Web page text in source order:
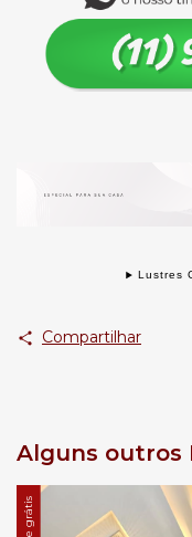
Lustres
Compartilhar
Alguns outros